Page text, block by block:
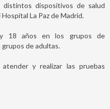
dispositivos de salud
La Paz de Madrid.
18 años en los grupos de
de adultas.
y realizar las pruebas